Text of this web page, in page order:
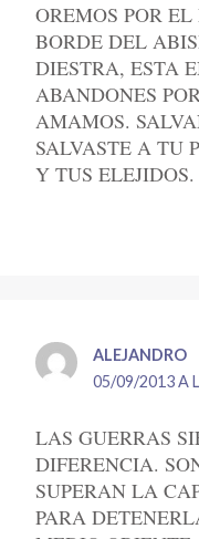
OREMOS POR
BORDE DEL
DIESTRA, ESTA
ABANDONES
AMAMOS.
SALVASTE A TU
Y TUS
ALEJANDRO
05/09/2013 A
LAS GUERRAS
DIFERENCIA.
SUPERAN LA
PARA